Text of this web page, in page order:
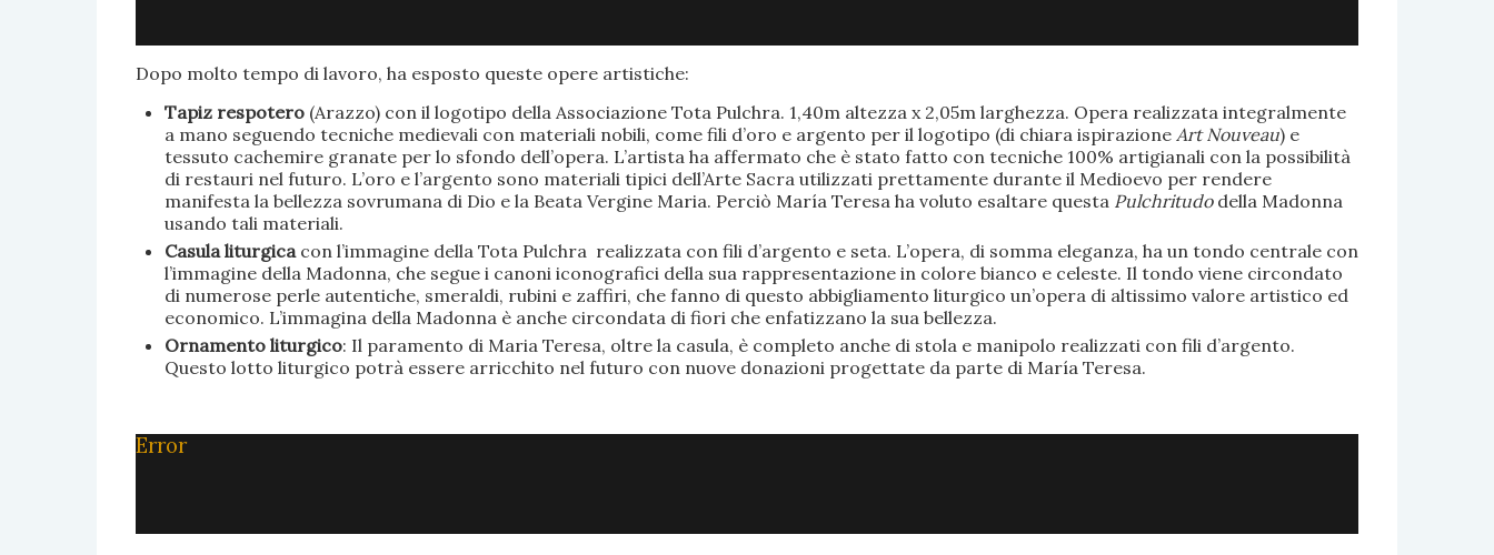
Dopo molto tempo di lavoro, ha esposto queste opere artistiche:
Tapiz respotero(Arazzo) con il logotipo della Associazione Tota Pulchra. 1,40m altezza x 2,05m larghezza. Opera realizzata integralmente
a mano seguendo tecniche medievali con materiali nobili, come fili d’oro e argento per il logotipo (di chiara ispirazione Art Nouveau) e
tessuto cachemire granate per lo sfondo dell’opera. L’artista ha affermato che è stato fatto con tecniche 100% artigianali con la possibilità
di restauri nel futuro. L’oro e l’argento sono materiali tipici dell’Arte Sacra utilizzati prettamente durante il Medioevo per rendere
manifesta la bellezza sovrumana di Dio e la Beata Vergine Maria. Perciò María Teresa ha voluto esaltare questa Pulchritudo della Madonna
usando tali materiali.
Casula liturgica con l’immagine della Tota Pulchra realizzata con fili d’argento e seta. L’opera, di somma eleganza, ha un tondo centrale con
l’immagine della Madonna, che segue i canoni iconografici della sua rappresentazione in colore bianco e celeste. Il tondo viene circondato
di numerose perle autentiche, smeraldi, rubini e zaffiri, che fanno di questo abbigliamento liturgico un’opera di altissimo valore artistico ed
economico. L’immagina della Madonna è anche circondata di fiori che enfatizzano la sua bellezza.
Ornamento liturgico: Il paramento di Maria Teresa, oltre la casula, è completo anche di stola e manipolo realizzati con fili d’argento.
Questo lotto liturgico potrà essere arricchito nel futuro con nuove donazioni progettate da parte di María Teresa.
Error